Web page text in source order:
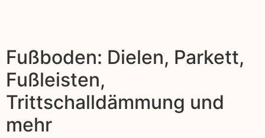
Fußboden: Dielen, Parkett,
Fußleisten,
Trittschalldämmung und
mehr